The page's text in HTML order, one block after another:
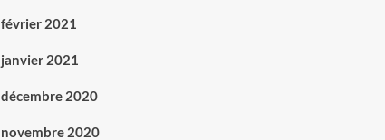
février 2021
janvier 2021
décembre 2020
novembre 2020